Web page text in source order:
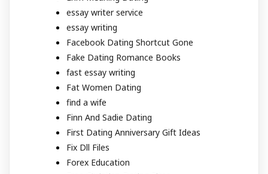
essay writer service
essay writing
Facebook Dating Shortcut Gone
Fake Dating Romance Books
fast essay writing
Fat Women Dating
find a wife
Finn And Sadie Dating
First Dating Anniversary Gift Ideas
Fix Dll Files
Forex Education